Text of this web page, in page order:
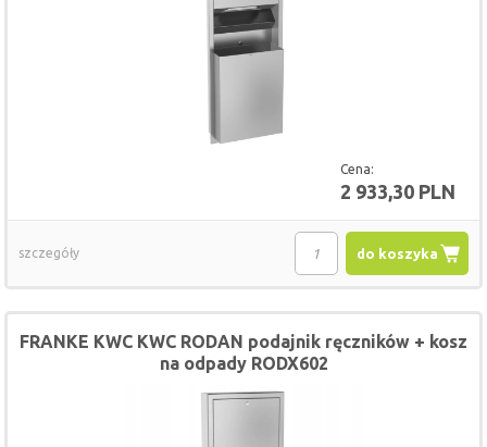
Cena:
2 933,30 PLN
do koszyka
szczegóły
FRANKE KWC KWC RODAN podajnik ręczników + kosz
na odpady RODX602